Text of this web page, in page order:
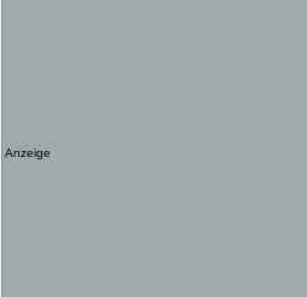
Anzeige